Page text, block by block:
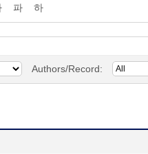
파
하
Authors/Record: